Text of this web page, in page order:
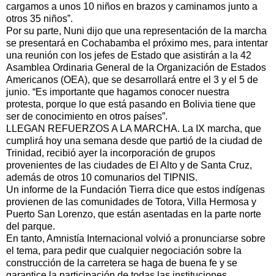
cargamos a unos 10 niños en brazos y caminamos junto a
otros 35 niños”.
Por su parte, Nuni dijo que una representación de la marcha
se presentará en Cochabamba el próximo mes, para intentar
una reunión con los jefes de Estado que asistirán a la 42
Asamblea Ordinaria General de la Organización de Estados
Americanos (OEA), que se desarrollará entre el 3 y el 5 de
junio. “Es importante que hagamos conocer nuestra
protesta, porque lo que está pasando en Bolivia tiene que
ser de conocimiento en otros países”.
LLEGAN REFUERZOS A LA MARCHA. La IX marcha, que
cumplirá hoy una semana desde que partió de la ciudad de
Trinidad, recibió ayer la incorporación de grupos
provenientes de las ciudades de El Alto y de Santa Cruz,
además de otros 10 comunarios del TIPNIS.
Un informe de la Fundación Tierra dice que estos indígenas
provienen de las comunidades de Totora, Villa Hermosa y
Puerto San Lorenzo, que están asentadas en la parte norte
del parque.
En tanto, Amnistía Internacional volvió a pronunciarse sobre
el tema, para pedir que cualquier negociación sobre la
construcción de la carretera se haga de buena fe y se